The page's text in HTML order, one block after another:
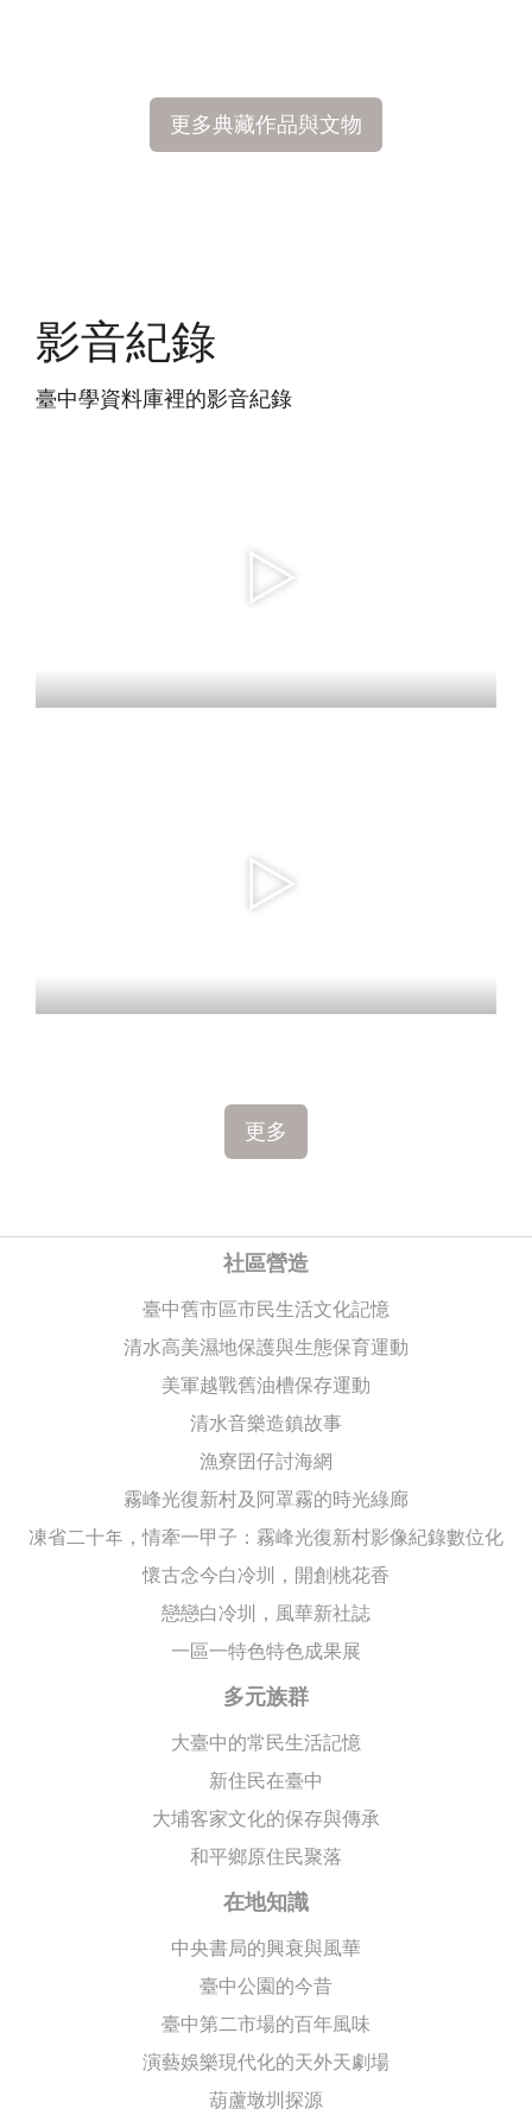
更多典藏作品與文物
影音紀錄
臺中學資料庫裡的影音紀錄
更多
社區營造
臺中舊市區市民生活文化記憶
清水高美濕地保護與生態保育運動
美軍越戰舊油槽保存運動
清水音樂造鎮故事
漁寮囝仔討海網
霧峰光復新村及阿罩霧的時光綠廊
凍省二十年，情牽一甲子：霧峰光復新村影像紀錄數位化
懷古念今白冷圳，開創桃花香
戀戀白冷圳，風華新社誌
一區一特色特色成果展
多元族群
大臺中的常民生活記憶
新住民在臺中
大埔客家文化的保存與傳承
和平鄉原住民聚落
在地知識
中央書局的興衰與風華
臺中公園的今昔
臺中第二市場的百年風味
演藝娛樂現代化的天外天劇場
葫蘆墩圳探源